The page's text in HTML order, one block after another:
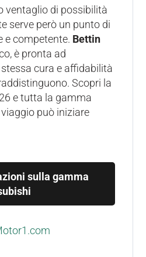
ventaglio di possibilità
serve però un punto di
e competente. Bettin
è pronta ad
cura e affidabilità
Scopri la
e tutta la gamma
può iniziare
sulla gamma